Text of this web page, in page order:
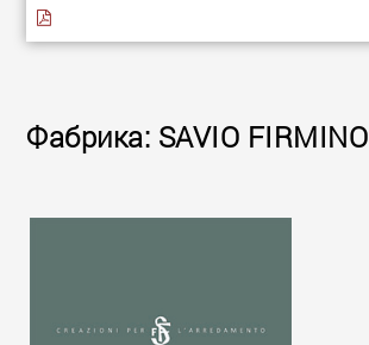
Фабрика: SAVIO FIRMINO